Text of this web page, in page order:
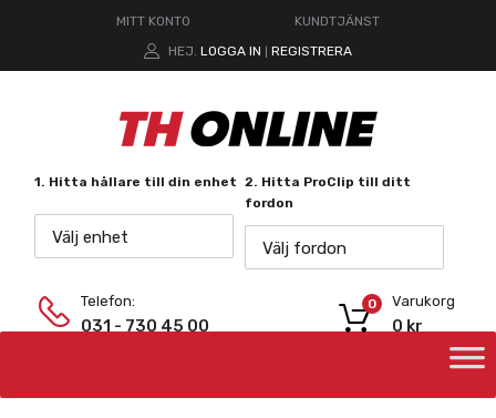
MITT KONTO
KUNDTJÄNST
HEJ. LOGGA IN REGISTRERA
1. Hitta hållare till din enhet
Välj enhet
2. Hitta ProClip till ditt
fordon
Välj fordon
Telefon:
031 - 730 45 00
Varukorg
0 kr
0